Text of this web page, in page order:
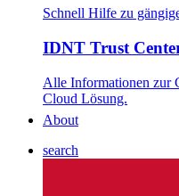
Schnell Hilfe zu
IDNT Trust
Alle Informationen zur
Cloud Lösung.
About
search